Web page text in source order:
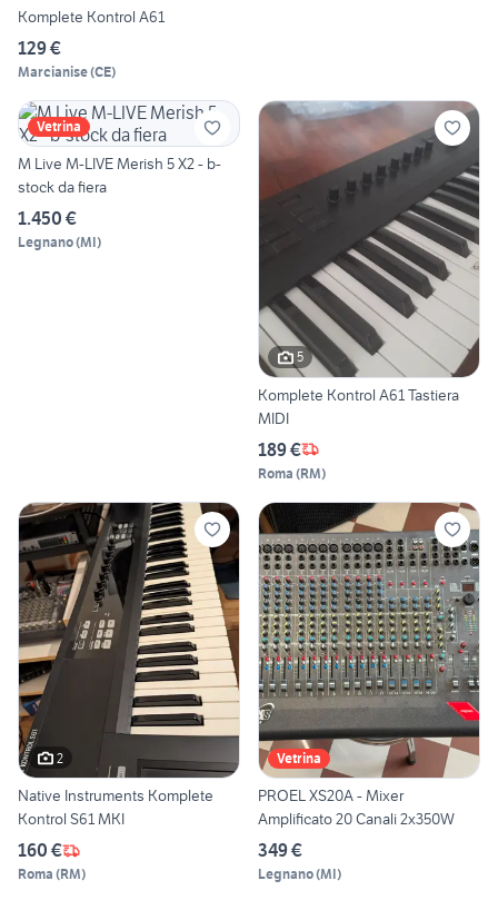
Komplete Kontrol A61
129 €
Marcianise(CE)
Vetrina
M Live M-LIVE Merish 5 X2 - b-
stock da fiera
1.450 €
Legnano(MI)
5
Komplete Kontrol A61 Tastiera
MIDI
189 €
Roma (RM)
2
Native Instruments Komplete
Kontrol S61 MKI
160 €
Roma (RM)
Vetrina
PROEL XS20A - Mixer
Amplificato 20 Canali 2x350W
349 €
Legnano(MI)